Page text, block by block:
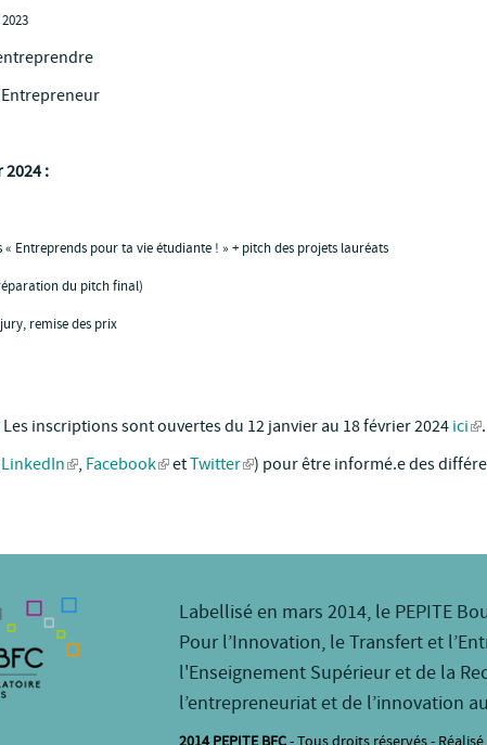
2024 :
Entreprends pour ta vie étudiante ! » + pitch des projets lauréats
du pitch final)
remise des prix
inscriptions sont ouvertes du 12 janvier au 18 février 2024 ici
.
LinkedIn , Facebook etTwitter ) pour être informé.e des
Labellisé en mars 2014, le PEPITE
Pour l’Innovation, le Transfert et
l'Enseignement Supérieur et de la
l’entrepreneuriat et de l’innovation